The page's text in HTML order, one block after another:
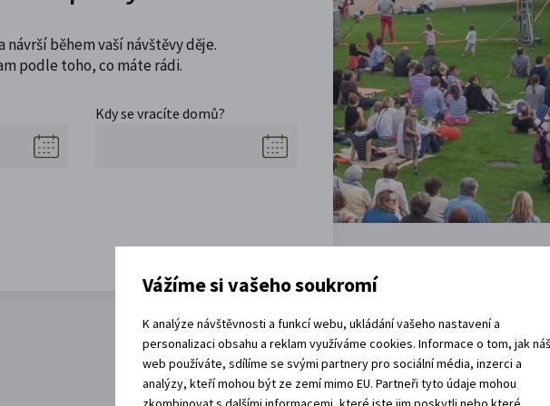
návrší během vaší návštěvy děje.
podle toho, co máte rádi.
Kdy se vracíte domů?
Akce, co jsou za rohem
Vážíme si vašeho soukromí
K analýze návštěvnosti a funkcí webu, ukládání vašeho nastavení a
personalizaci obsahu a reklam využíváme cookies. Informace o tom, jak
web používáte, sdílíme se svými partnery pro sociální média, inzerci a
analýzy, kteří mohou být ze zemí mimo EU. Partneři tyto údaje mohou